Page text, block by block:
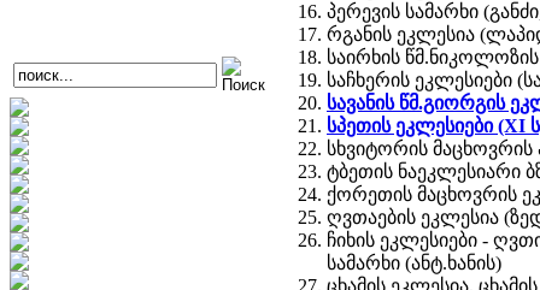
პერევის სამარხი
რგანის ეკლესია
საირხის
საჩხერის ეკლესიები
სავანის წმ.გიორგის
სპეთის ეკლესიები (XI
სხვიტორის
ტბეთის ნაეკლესიარი
ქორეთის მაცხოვრის
ღვთაების ეკლესია
ჩიხის ეკლესიები -
სამარხი (ანტ.ხანის)
ცხამის ეკლესია,